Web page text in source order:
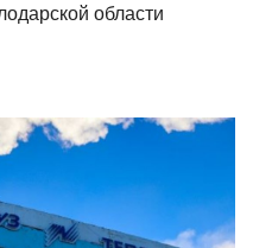
области